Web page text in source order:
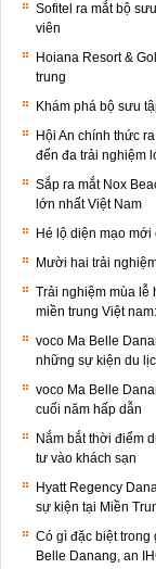
Sofitel ra mắt bộ
viên
Hoiana Resort &
trung
Khám phá bộ sưu
Hội An chính thức
đến đa trải nghiệm
Sắp ra mắt Nox
lớn nhất Việt Nam
Hé lộ diện mạo
Mười hai trải
Trải nghiệm mùa lễ
miền trung Việt
voco Ma Belle
những sự kiện du
voco Ma Belle
cuối năm hấp dẫn
Nắm bắt thời điểm
tư vào khách sạn
Hyatt Regency
sự kiện tại Miền
Có gì đặc biệt trong
Belle Danang, an